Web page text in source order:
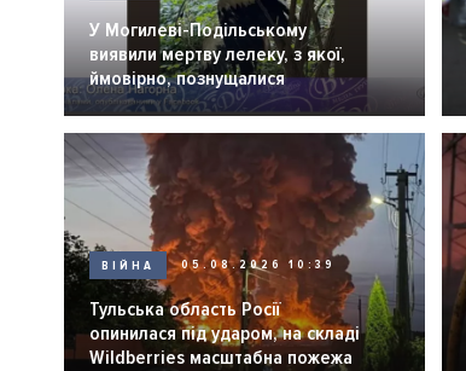
У Могилеві-Подільському
виявили мертву лелеку, з якої,
ймовірно, познущалися
ВІЙНА 05.08.2026 10:39
Тульська область Росії
опинилася під ударом, на складі
Wildberries масштабна пожежа